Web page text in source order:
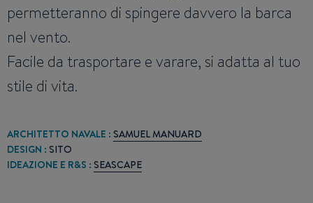
permetteranno di spingere davvero la barca
nel vento.
Facile da trasportare e varare, si adatta al tuo
stile di vita.
ARCHITETTO NAVALE : SAMUEL MANUARD
DESIGN : SITO
IDEAZIONE E R&S : SEASCAPE